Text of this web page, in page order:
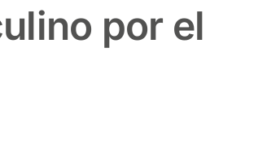
por el